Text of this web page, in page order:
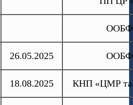
26.05.2025
18.08.2025 КНП «ЦМР та